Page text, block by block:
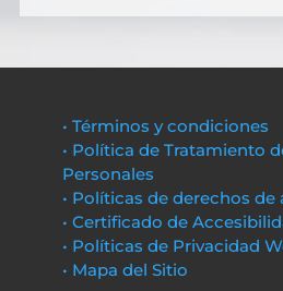
• Términos y condiciones
• Política de Tratamiento
Personales
• Políticas de derechos de
• Certificado de
• Políticas de Privacidad
• Mapa del Sitio